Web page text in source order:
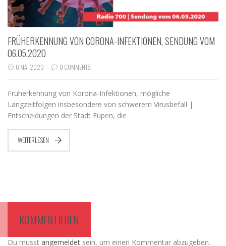
FRÜHERKENNUNG VON CORONA-INFEKTIONEN, SENDUNG VOM
06.05.2020
6 MAI 2020 0 COMMENTS
Früherkennung von Korona-Infektionen, mögliche
Langzeitfolgen insbesondere von schwerem Virusbefall |
Entscheidungen der Stadt Eupen, die
WEITERLESEN
KOMMENTIEREN
Du musst angemeldet sein, um einen Kommentar abzugeben.